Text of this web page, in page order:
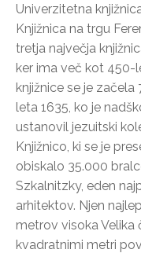
Univerzitetna
Knjižnica na trgu
tretja največja
ker ima več kot
knjižnice se je
leta 1635, ko je
ustanovil jezuitski
Knjižnico, ki se je
obiskalo 35.000
Szkalnitzky, eden
arhitektov. Njen
metrov visoka Velika
kvadratnimi metri